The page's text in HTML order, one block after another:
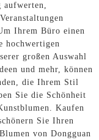
aufwerten,
Ihrem Büro einen
hochwertigen
großen Auswahl
und mehr, können
die Ihrem Stil
Sie die Schönheit
Kaufen
Sie Ihren
von Dongguan